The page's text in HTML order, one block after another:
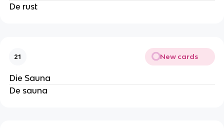
De rust
21 New cards
Die Sauna
De sauna